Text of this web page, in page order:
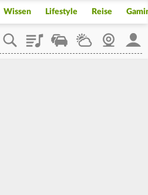
Wissen Lifestyle Reise
PlaylistStaupilotWetterWebcam